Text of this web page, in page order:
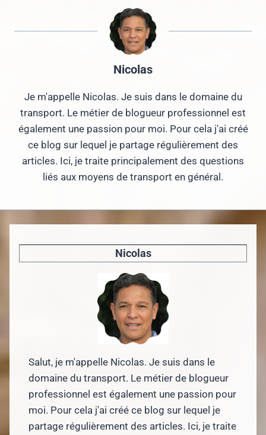
Nicolas
Je m'appelle Nicolas. Je suis dans le domaine du
transport. Le métier de blogueur professionnel est
également une passion pour moi. Pour cela j'ai créé
ce blog sur lequel je partage régulièrement des
articles. Ici, je traite principalement des questions
liés aux moyens de transport en général.
Nicolas
Salut, je m'appelle Nicolas. Je suis dans le
domaine du transport. Le métier de blogueur
professionnel est également une passion pour
moi. Pour cela j'ai créé ce blog sur lequel je
partage régulièrement des articles. Ici, je traite